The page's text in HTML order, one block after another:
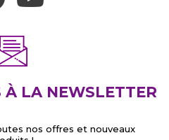
À LA NEWSLETTER
nos offres et nouveaux